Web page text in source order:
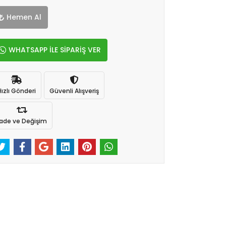
Hemen Al
WHATSAPP İLE SİPARİŞ VER
Gönderi Güvenli Alışveriş
ve Değişim